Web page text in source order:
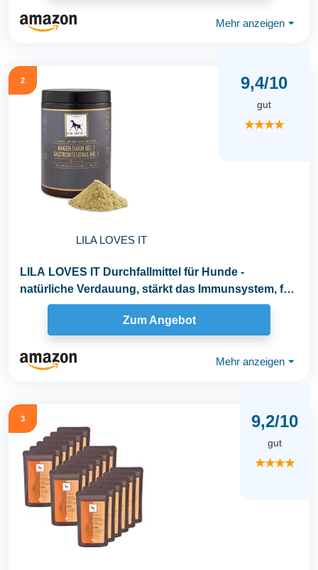
Mehr anzeigen ⏷
2
LILA LOVES IT
9,4/10
gut
★★★★
LILA LOVES IT Durchfallmittel für Hunde -
natürliche Verdauung, stärkt das Immunsystem, für
eine...
Zum Angebot
Mehr anzeigen ⏷
3 9,2/10
gut
★★★★